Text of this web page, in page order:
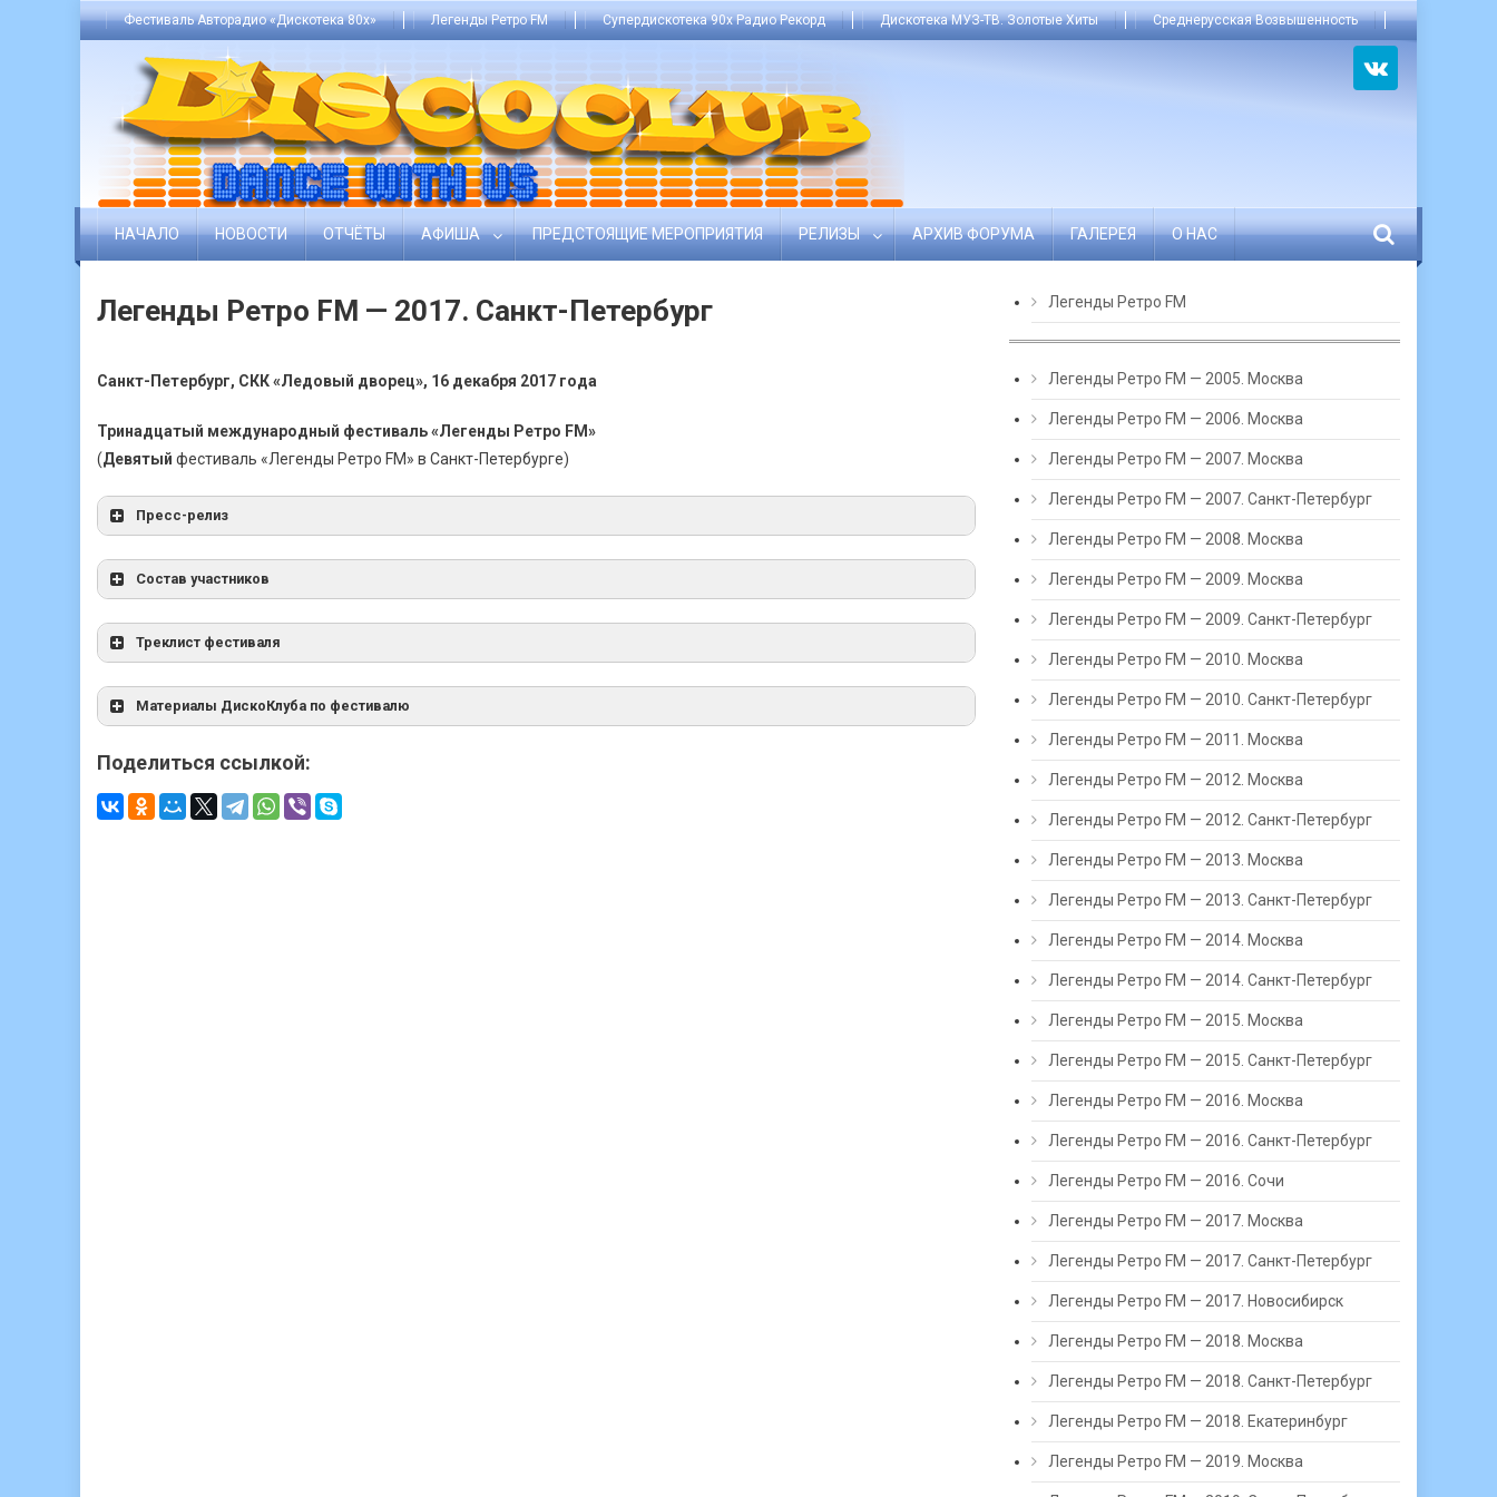
Фестиваль Авторадио «Дискотека 80х» Легенды Ретро FM Супердискотека 90х Радио Рекорд Дискотека МУЗ-ТВ. Золотые Хиты Среднерусская Возвышенность
НАЧАЛО НОВОСТИ ОТЧЁТЫ АФИША ПРЕДСТОЯЩИЕ МЕРОПРИЯТИЯ РЕЛИЗЫ АРХИВ ФОРУМА ГАЛЕРЕЯ О НАС
Легенды Ретро FM — 2017. Санкт-Петербург
Санкт-Петербург, СКК «Ледовый дворец», 16 декабря 2017 года
Тринадцатый международный фестиваль «Легенды Ретро FM»
(Девятый фестиваль «Легенды Ретро FM» в Санкт-Петербурге)
Пресс-релиз
Состав участников
Треклист фестиваля
Материалы ДискоКлуба по фестивалю
Поделиться ссылкой:
Легенды Ретро FM
Легенды Ретро FM — 2005. Москва
Легенды Ретро FM — 2006. Москва
Легенды Ретро FM — 2007. Москва
Легенды Ретро FM — 2007. Санкт-Петербург
Легенды Ретро FM — 2008. Москва
Легенды Ретро FM — 2009. Москва
Легенды Ретро FM — 2009. Санкт-Петербург
Легенды Ретро FM — 2010. Москва
Легенды Ретро FM — 2010. Санкт-Петербург
Легенды Ретро FM — 2011. Москва
Легенды Ретро FM — 2012. Москва
Легенды Ретро FM — 2012. Санкт-Петербург
Легенды Ретро FM — 2013. Москва
Легенды Ретро FM — 2013. Санкт-Петербург
Легенды Ретро FM — 2014. Москва
Легенды Ретро FM — 2014. Санкт-Петербург
Легенды Ретро FM — 2015. Москва
Легенды Ретро FM — 2015. Санкт-Петербург
Легенды Ретро FM — 2016. Москва
Легенды Ретро FM — 2016. Санкт-Петербург
Легенды Ретро FM — 2016. Сочи
Легенды Ретро FM — 2017. Москва
Легенды Ретро FM — 2017. Санкт-Петербург
Легенды Ретро FM — 2017. Новосибирск
Легенды Ретро FM — 2018. Москва
Легенды Ретро FM — 2018. Санкт-Петербург
Легенды Ретро FM — 2018. Екатеринбург
Легенды Ретро FM — 2019. Москва